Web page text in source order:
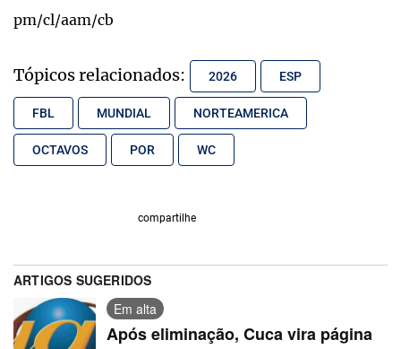
pm/cl/aam/cb
Tópicos relacionados: 2026 ESP
FBL MUNDIAL NORTEAMERICA
OCTAVOS POR WC
compartilhe